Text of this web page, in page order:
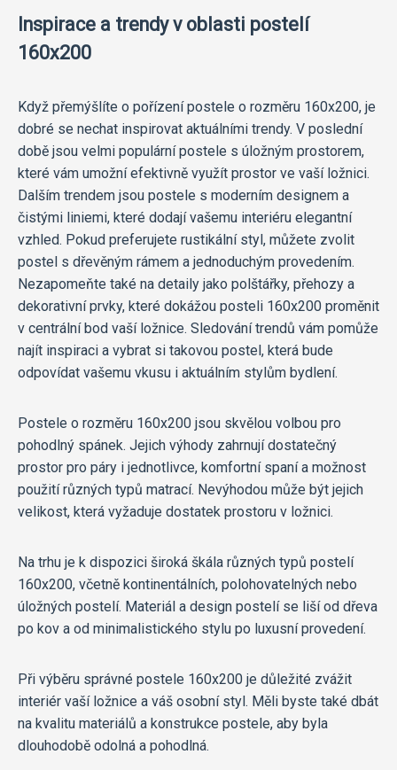
Inspirace a trendy v oblasti postelí
160x200
Když přemýšlíte o pořízení postele o rozměru 160x200, je
dobré se nechat inspirovat aktuálními trendy. V poslední
době jsou velmi populární postele s úložným prostorem,
které vám umožní efektivně využít prostor ve vaší ložnici.
Dalším trendem jsou postele s moderním designem a
čistými liniemi, které dodají vašemu interiéru elegantní
vzhled. Pokud preferujete rustikální styl, můžete zvolit
postel s dřevěným rámem a jednoduchým provedením.
Nezapomeňte také na detaily jako polštářky, přehozy a
dekorativní prvky, které dokážou posteli 160x200 proměnit
v centrální bod vaší ložnice. Sledování trendů vám pomůže
najít inspiraci a vybrat si takovou postel, která bude
odpovídat vašemu vkusu i aktuálním stylům bydlení.
Postele o rozměru 160x200 jsou skvělou volbou pro
pohodlný spánek. Jejich výhody zahrnují dostatečný
prostor pro páry i jednotlivce, komfortní spaní a možnost
použití různých typů matrací. Nevýhodou může být jejich
velikost, která vyžaduje dostatek prostoru v ložnici.
Na trhu je k dispozici široká škála různých typů postelí
160x200, včetně kontinentálních, polohovatelných nebo
úložných postelí. Materiál a design postelí se liší od dřeva
po kov a od minimalistického stylu po luxusní provedení.
Při výběru správné postele 160x200 je důležité zvážit
interiér vaší ložnice a váš osobní styl. Měli byste také dbát
na kvalitu materiálů a konstrukce postele, aby byla
dlouhodobě odolná a pohodlná.